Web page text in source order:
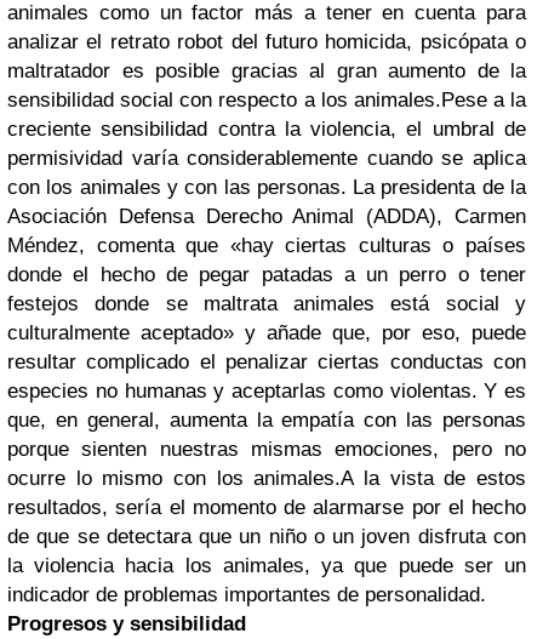
animales como un factor más a tener en cuenta para
analizar el retrato robot del futuro homicida, psicópata o
maltratador es posible gracias al gran aumento de la
sensibilidad social con respecto a los animales.Pese a la
creciente sensibilidad contra la violencia, el umbral de
permisividad varía considerablemente cuando se aplica
con los animales y con las personas. La presidenta de la
Asociación Defensa Derecho Animal (ADDA), Carmen
Méndez, comenta que «hay ciertas culturas o países
donde el hecho de pegar patadas a un perro o tener
festejos donde se maltrata animales está social y
culturalmente aceptado» y añade que, por eso, puede
resultar complicado el penalizar ciertas conductas con
especies no humanas y aceptarlas como violentas. Y es
que, en general, aumenta la empatía con las personas
porque sienten nuestras mismas emociones, pero no
ocurre lo mismo con los animales.A la vista de estos
resultados, sería el momento de alarmarse por el hecho
de que se detectara que un niño o un joven disfruta con
la violencia hacia los animales, ya que puede ser un
indicador de problemas importantes de personalidad.
Progresos y sensibilidad